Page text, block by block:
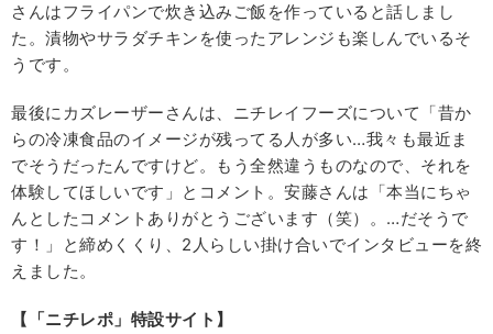
さんはフライパンで炊き込みご飯を作っていると話しまし
た。漬物やサラダチキンを使ったアレンジも楽しんでいるそ
うです。
最後にカズレーザーさんは、ニチレイフーズについて「昔か
らの冷凍食品のイメージが残ってる人が多い…我々も最近ま
でそうだったんですけど。もう全然違うものなので、それを
体験してほしいです」とコメント。安藤さんは「本当にちゃ
んとしたコメントありがとうございます（笑）。…だそうで
す！」と締めくくり、2人らしい掛け合いでインタビューを終
えました。
【「ニチレポ」特設サイト】